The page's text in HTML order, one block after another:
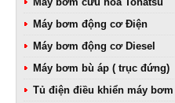
Máy bơm động cơ Điện
Máy bơm động cơ Diesel
Máy bơm bù áp ( trục đứng)
Tủ điện điều khiển máy bơm